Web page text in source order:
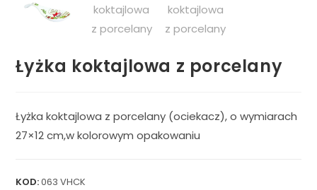
Łyżka koktajlowa z porcelany
Łyżka koktajlowa z porcelany (ociekacz), o wymiarach
27×12 cm,w kolorowym opakowaniu
KOD:063 VHCK